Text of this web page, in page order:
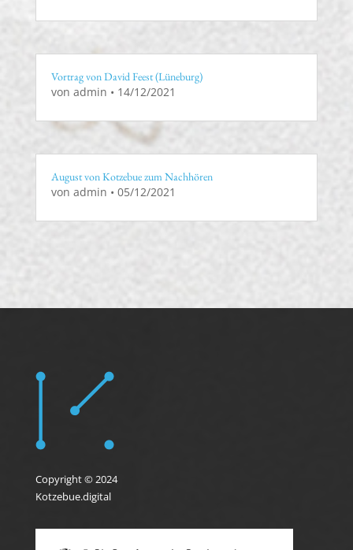
Vortrag von David Feest (Lüneburg)
von admin • 14/12/2021
August von Kotzebue zum Nachhören
von admin • 05/12/2021
Copyright © 2024
Kotzebue.digital